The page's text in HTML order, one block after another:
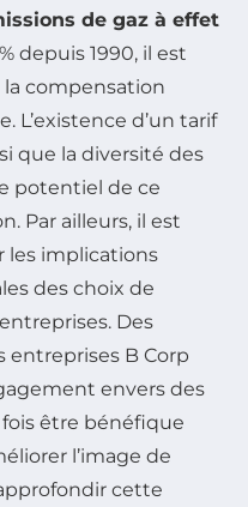
de gaz à effet
depuis 1990, il est
compensation
L’existence d’un tarif
que la diversité des
potentiel de ce
Par ailleurs, il est
les implications
des choix de
Des
entreprises B Corp
envers des
être bénéfique
l’image de
cette